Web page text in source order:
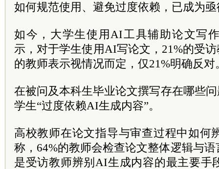
如何规范使用、避免过度依赖，已成为
如今，大学生使用AI工具辅助论文写
示，对于学生使用AI写论文，21%的受
的教师表示视情况而定，仅21%明确反对
在被问及本科生毕业论文撰写存在哪些
学生“过度依赖AI生成内容”。
高校教师在论文指导与审查过程中如何
称，64%的教师会检查论文整体逻辑与
是受访教师辨别AI生成内容的最主要手